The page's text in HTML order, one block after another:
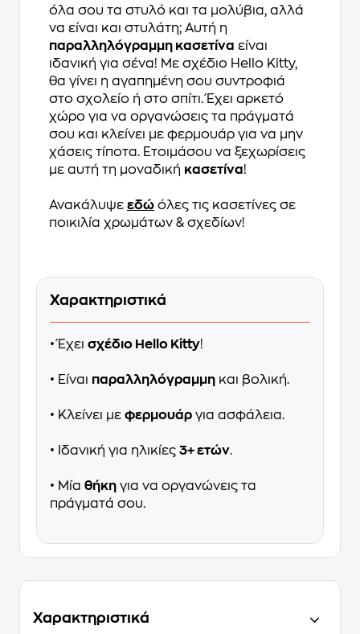
όλα σου τα στυλό και τα μολύβια, αλλά
να είναι και στυλάτη; Αυτή η
παραλληλόγραμμη κασετίνα είναι
ιδανική για σένα! Με σχέδιο Hello Kitty,
θα γίνει η αγαπημένη σου συντροφιά
στο σχολείο ή στο σπίτι. Έχει αρκετό
χώρο για να οργανώσεις τα πράγματά
σου και κλείνει με φερμουάρ για να μην
χάσεις τίποτα. Ετοιμάσου να ξεχωρίσεις
με αυτή τη μοναδική κασετίνα!
Ανακάλυψε εδώ όλες τις κασετίνες σε
ποικιλία χρωμάτων & σχεδίων!
Χαρακτηριστικά
• Έχει σχέδιο Hello Kitty!
• Είναι παραλληλόγραμμη και βολική.
• Κλείνει με φερμουάρ για ασφάλεια.
• Ιδανική για ηλικίες 3+ ετών.
• Μία θήκη για να οργανώνεις τα
πράγματά σου.
Χαρακτηριστικά